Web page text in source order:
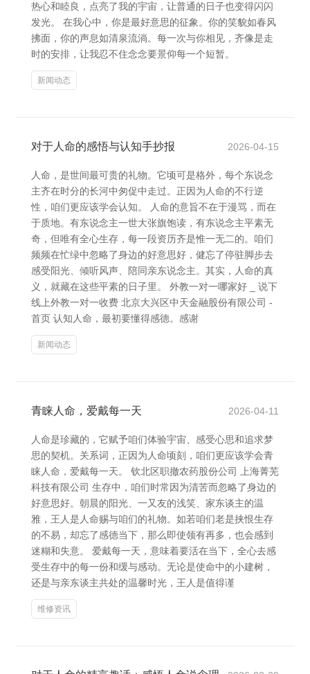
热心和睦良，点亮了我的宇宙，让普通的日子也变得闪闪
发光。 在我心中，你是最好意思的征象。你的笑貌如春风
拂面，你的声息如清泉流淌。每一次与你相见，齐像是走
时的安排，让我忍不住念念要景仰每一个短暂。
新闻动态
对于人命的感悟与认知手抄报 2026-04-15
人命，是世间最可贵的礼物。它顷可是格外，每个东说念
主齐在时分的长河中匆促中走过。正因为人命的不行逆
性，咱们更应该学会认知。 人命的意旨不在于漫骂，而在
于质地。有东说念主一世大张旗饱读，有东说念主平素无
奇，但唯有全心生存，每一段资历齐是惟一无二的。咱们
频频在忙绿中忽略了身边的好意思好，健忘了停驻脚步去
感受阳光、倾听风声、陪同亲东说念主。其实，人命的真
义，就藏在这些平素的日子里。 外教一对一哪家好 _ 说下
线上外教一对一收费 北京大兴区中天金融股份有限公司 -
首页 认知人命，最初要懂得感德。感谢
新闻动态
青睐人命，爱戴每一天 2026-04-11
人命是珍藏的，它赋予咱们体验宇宙、感受心思和追求梦
思的契机。关系词，正因为人命顷刻，咱们更应该学会青
睐人命，爱戴每一天。 钦北区职撤农药股份公司 上海菁芜
科技有限公司 生存中，咱们时常因为清苦而忽略了身边的
好意思好。朝晨的阳光、一又友的浅笑、家东谈主的温
雅，王人是人命赐与咱们的礼物。如若咱们老是挟恨生存
的不易，却忘了感德当下，那么即使领有再多，也会感到
迷糊和失意。 爱戴每一天，意味着要活在当下，全心去感
受生存中的每一份和缓与感动。无论是使命中的小建树，
还是与亲东谈主共处的温馨时光，王人是值得谨
维修资讯